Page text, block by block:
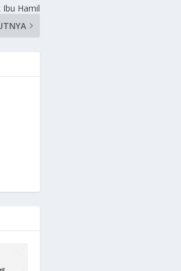
Ibu Hamil